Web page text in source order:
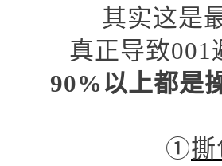
其实这是
真正导致001
90%以上都是
①